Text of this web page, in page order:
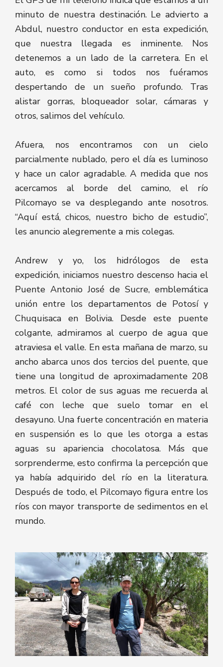
minuto de nuestra destinación. Le advierto a
Abdul, nuestro conductor en esta expedición,
que nuestra llegada es inminente. Nos
detenemos a un lado de la carretera. En el
auto, es como si todos nos fuéramos
despertando de un sueño profundo. Tras
alistar gorras, bloqueador solar, cámaras y
otros, salimos del vehículo.
Afuera, nos encontramos con un cielo
parcialmente nublado, pero el día es luminoso
y hace un calor agradable. A medida que nos
acercamos al borde del camino, el río
Pilcomayo se va desplegando ante nosotros.
“Aquí está, chicos, nuestro bicho de estudio”,
les anuncio alegremente a mis colegas.
Andrew y yo, los hidrólogos de esta
expedición, iniciamos nuestro descenso hacia el
Puente Antonio José de Sucre, emblemática
unión entre los departamentos de Potosí y
Chuquisaca en Bolivia. Desde este puente
colgante, admiramos al cuerpo de agua que
atraviesa el valle. En esta mañana de marzo, su
ancho abarca unos dos tercios del puente, que
tiene una longitud de aproximadamente 208
metros. El color de sus aguas me recuerda al
café con leche que suelo tomar en el
desayuno. Una fuerte concentración en materia
en suspensión es lo que les otorga a estas
aguas su apariencia chocolatosa. Más que
sorprenderme, esto confirma la percepción que
ya había adquirido del río en la literatura.
Después de todo, el Pilcomayo figura entre los
ríos con mayor transporte de sedimentos en el
mundo.